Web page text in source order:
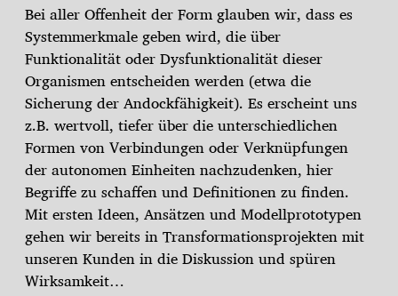
Bei aller Offenheit der Form glauben wir, dass es
Systemmerkmale geben wird, die über
Funktionalität oder Dysfunktionalität dieser
Organismen entscheiden werden (etwa die
Sicherung der Andockfähigkeit). Es erscheint uns
z.B. wertvoll, tiefer über die unterschiedlichen
Formen von Verbindungen oder Verknüpfungen
der autonomen Einheiten nachzudenken, hier
Begriffe zu schaffen und Definitionen zu finden.
Mit ersten Ideen, Ansätzen und Modellprototypen
gehen wir bereits in Transformationsprojekten mit
unseren Kunden in die Diskussion und spüren
Wirksamkeit…